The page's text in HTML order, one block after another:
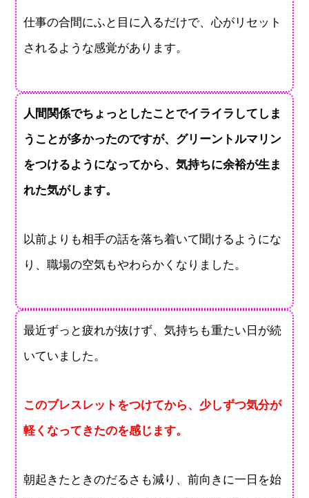
仕事の合間にふと目に入るだけで、心がリセット
されるような感覚があります。
人間関係でちょっとしたことでイライラしてしま
うことが多かったのですが、グリーントルマリン
をつけるようになってから、気持ちに余裕が生ま
れた気がします。
以前よりも相手の話を落ち着いて聞けるようにな
り、職場の空気もやわらかくなりました。
最近ずっと疲れが抜けず、気持ちも重たい日が続
いていました。
このブレスレットをつけてから、少しずつ気分が
軽くなってきたのを感じます。
朝起きたときのだるさも減り、前向きに一日を始